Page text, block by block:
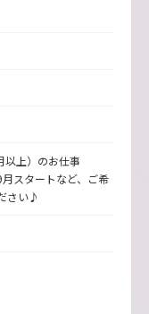
以上）のお仕事
スタートなど、ご希
さい♪